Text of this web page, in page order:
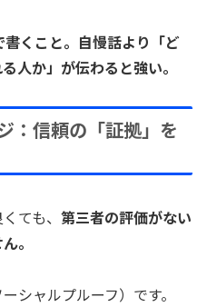
くこと。自慢話より「ど
人か」が伝わると強い。
：信頼の「証拠」を
ても、 第三者の評価がない
。
シャルプルーフ）です。